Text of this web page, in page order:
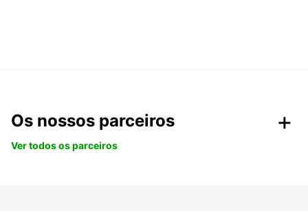
Os nossos parceiros
Ver todos os parceiros